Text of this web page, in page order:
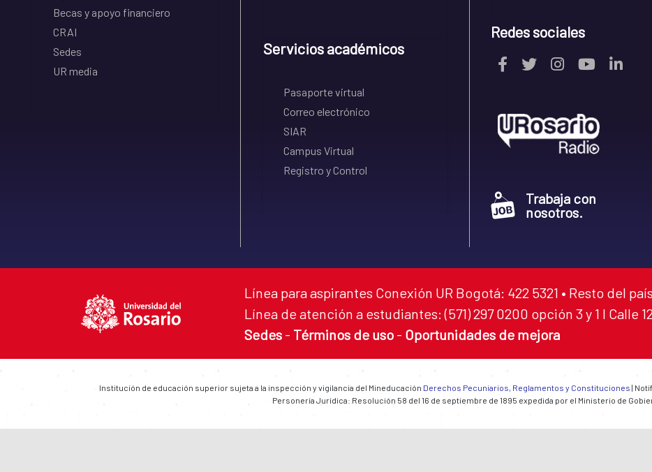
Becas y apoyo financiero
CRAI
Sedes
UR media
Servicios académicos
Pasaporte virtual
Correo electrónico
SIAR
Campus Virtual
Registro y Control
Redes sociales
Trabaja con
nosotros.
Línea para aspirantes Conexión UR Bogotá: 422 5321 • Resto del
Línea de atención a estudiantes: (571) 297 0200 opción 3 y 1 I Calle
Sedes - Términos de uso - Oportunidades de mejora
Institución de educación superior sujeta a la inspección y vigilancia del Mineducación Derechos Pecuniarios, Reglamentos y Constituciones |
Personería Jurídica: Resolución 58 del 16 de septiembre de 1895 expedida por el Ministerio de